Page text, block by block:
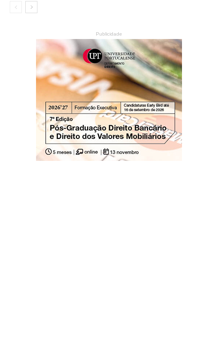
Publicidade